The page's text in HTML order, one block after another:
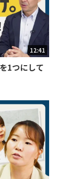
12:41
1つにして